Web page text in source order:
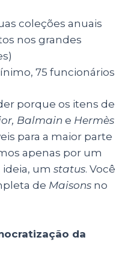
coleções anuais
nos grandes
75 funcionários
porque os itens de
Balmain e Hermès
para a maior parte
apenas por um
um status. Você
de Maisons no
da